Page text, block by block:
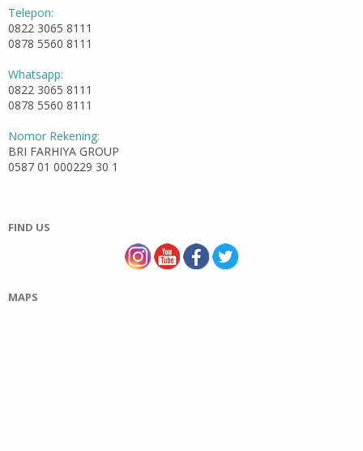
Telepon:
0822 3065 8111
0878 5560 8111
Whatsapp:
0822 3065 8111
0878 5560 8111
Nomor Rekening:
BRI FARHIYA GROUP
0587 01 000229 30 1
FIND US
MAPS